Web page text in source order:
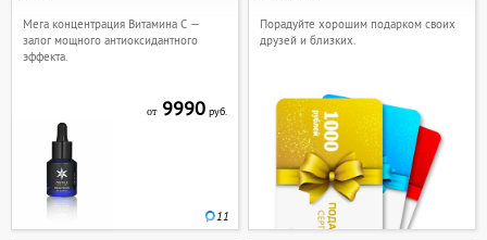
Мега концентрация Витамина С —
залог мощного антиоксидантного
эффекта.
от9990руб.
11
Порадуйте хорошим подарком своих
друзей и близких.